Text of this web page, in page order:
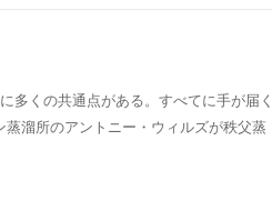
多くの共通点がある。すべてに手が届く
溜所のアントニー・ウィルズが秩父蒸